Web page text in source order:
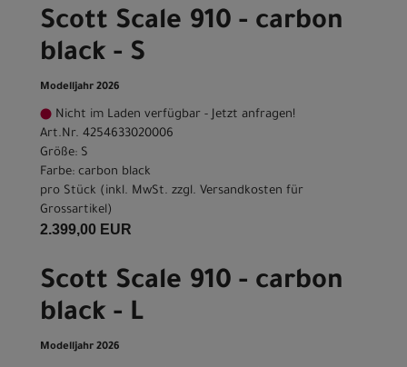
Scott Scale 910 - carbon
black - S
Modelljahr 2026
Nicht im Laden verfügbar - Jetzt anfragen!
Art.Nr. 4254633020006
Größe: S
Farbe: carbon black
pro Stück (inkl. MwSt. zzgl. Versandkosten für
Grossartikel)
2.399,00 EUR
Scott Scale 910 - carbon
black - L
Modelljahr 2026